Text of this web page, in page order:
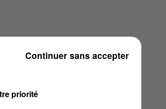
priorité
Continuer sans accepter